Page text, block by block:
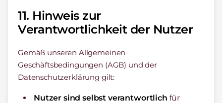
11. Hinweis zur
Verantwortlichkeit der Nutzer
Gemäß unseren Allgemeinen
Geschäftsbedingungen (AGB) und der
Datenschutzerklärung gilt:
Nutzer sind selbst verantwortlich für